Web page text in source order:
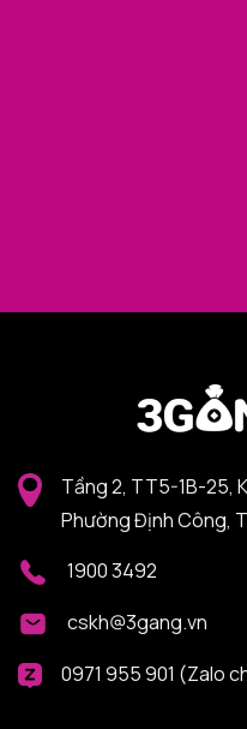
Tầng 2, TT5-1B-25,
Phường Định Công,
1900 3492
cskh@3gang.vn
0971 955 901 (Zalo